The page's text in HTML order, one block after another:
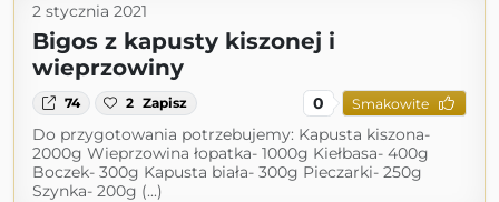
2 stycznia 2021
Bigos z kapusty kiszonej i
wieprzowiny
74 2 Zapisz 0 Smakowite
Do przygotowania potrzebujemy: Kapusta kiszona-
2000g Wieprzowina łopatka- 1000g Kiełbasa- 400g
Boczek- 300g Kapusta biała- 300g Pieczarki- 250g
Szynka- 200g (...)